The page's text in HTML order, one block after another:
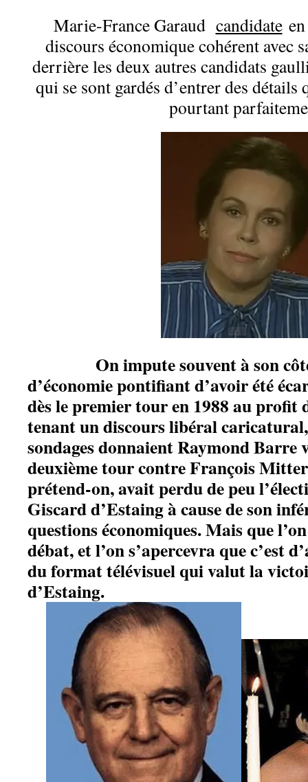
Marie-France Garaud candidateen
discours économique cohérent avec
derrière les deux autres candidats
qui se sont gardés d’entrer des
pourtant
On impute souvent à son côté
d’économie pontifiant d’avoir été
dès le premier tour en 1988 au profit
tenant un discours libéral
sondages donnaient Raymond Barre
deuxième tour contre François
prétend-on, avait perdu de peu
Giscard d’Estaing à cause de son
questions économiques. Mais que
débat, et l’on s’apercevra que c’est
du format télévisuel qui valut la
d’Estaing.